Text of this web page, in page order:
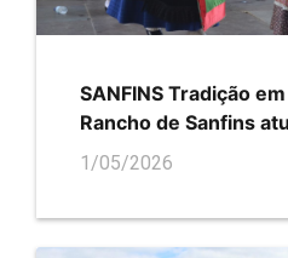
SANFINS Tradição
Rancho de Sanfins
1/05/2026